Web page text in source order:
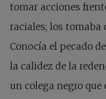
tomar acciones
raciales; los tomaba
Conocía el pecado
la calidez de la
un colega negro